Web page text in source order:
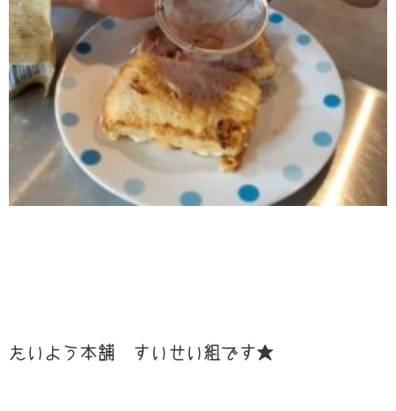
たいよう本舗 すいせい組です★